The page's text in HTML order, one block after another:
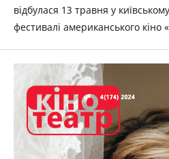
відбулася 13 травня у
фестивалі американського кіно